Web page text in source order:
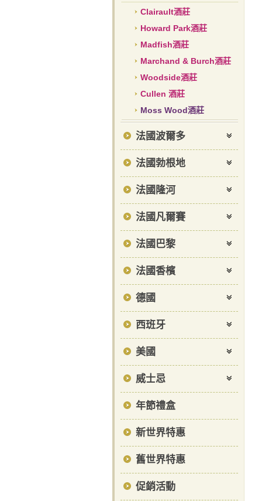
Clairault酒莊
Howard Park酒莊
Madfish酒莊
Marchand & Burch酒莊
Woodside酒莊
Cullen 酒莊
Moss Wood酒莊
法國波爾多
法國勃根地
法國隆河
法國凡爾賽
法國巴黎
法國香檳
德國
西班牙
美國
威士忌
年節禮盒
新世界特惠
舊世界特惠
促銷活動